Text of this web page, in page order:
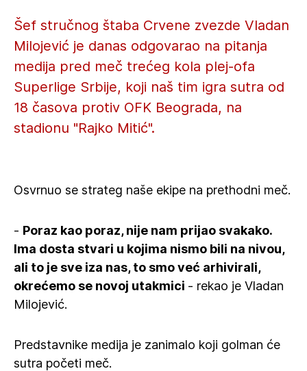
Šef stručnog štaba Crvene zvezde Vladan
Milojević je danas odgovarao na pitanja
medija pred meč trećeg kola plej-ofa
Superlige Srbije, koji naš tim igra sutra od
18 časova protiv OFK Beograda, na
stadionu "Rajko Mitić".
Osvrnuo se strateg naše ekipe na prethodni meč.
- Poraz kao poraz, nije nam prijao svakako.
Ima dosta stvari u kojima nismo bili na nivou,
ali to je sve iza nas, to smo već arhivirali,
okrećemo se novoj utakmici - rekao je Vladan
Milojević.
Predstavnike medija je zanimalo koji golman će
sutra početi meč.